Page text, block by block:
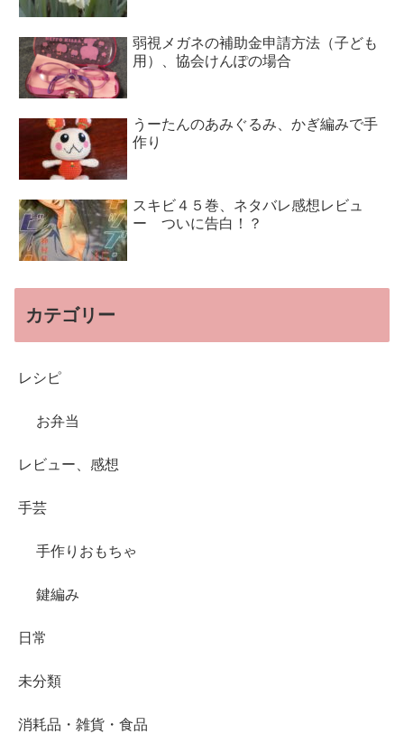
弱視メガネの補助金申請方法（子ども
用）、協会けんぽの場合
うーたんのあみぐるみ、かぎ編みで手
作り
スキビ４５巻、ネタバレ感想レビュ
ー ついに告白！？
カテゴリー
レシピ
お弁当
レビュー、感想
手芸
手作りおもちゃ
鍵編み
日常
未分類
消耗品・雑貨・食品